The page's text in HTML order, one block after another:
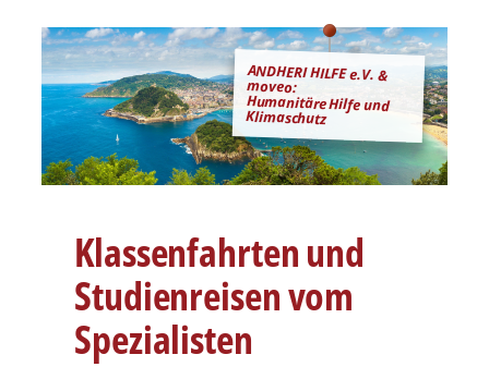
ANDHERI HILFE e.V. &
moveo:
Humanitäre Hilfe und
Klimaschutz
Klassenfahrten und
Studienreisen vom
Spezialisten